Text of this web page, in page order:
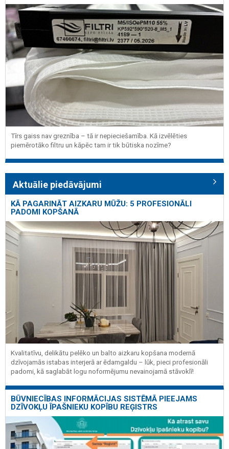
Tīrs gaiss nav greznība – tā ir nepieciešamība. Kā izvēlēties
piemērotāko filtru un kāpēc tam ir tik būtiska nozīme?
Aktuālie piedāvājumi
KĀ PAGARINĀT AIZKARU MŪŽU: 5 PROFESIONĀLI
PADOMI KOPŠANĀ
Kvalitatīvu, delikātu pelēko un balto aizkaru kopšana modernā
dzīvojamās istabas interjerā ar ēdamgaldu – lūk, pieci profesionāli
padomi, kā saglabāt logu noformējumu nevainojamā stāvoklī!
BŪVNIECĪBAS INFORMĀCIJAS SISTĒMĀ PIEEJAMS
DZĪVOKĻU ĪPAŠNIEKU KOPĪBU REĢISTRS